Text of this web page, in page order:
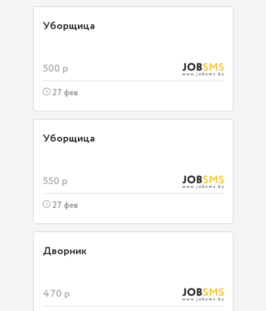
Уборщица
500 р
27 фев
Уборщица
550 р
27 фев
Дворник
470 р